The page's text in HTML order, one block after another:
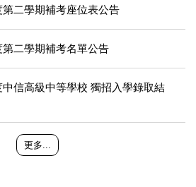
第二學期補考座位表公告
第二學期補考名單公告
中信高級中等學校 獨招入學錄取結
更多...